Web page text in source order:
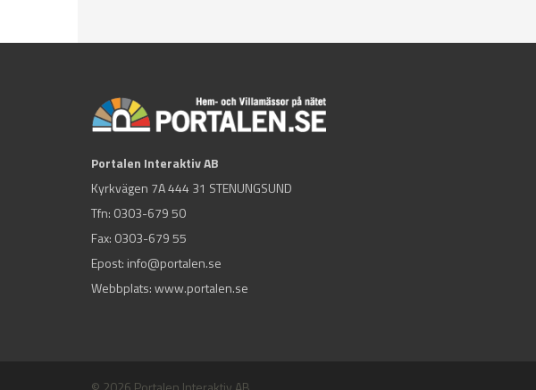
Portalen Interaktiv AB
Kyrkvägen 7A 444 31 STENUNGSUND
Tfn: 0303-679 50
Fax: 0303-679 55
Epost: info@portalen.se
Webbplats: www.portalen.se